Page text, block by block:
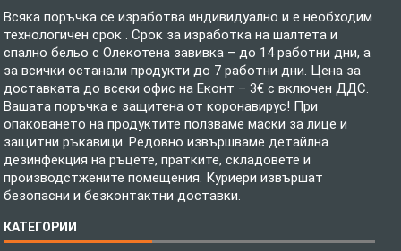
Всяка поръчка се изработва индивидуално и е необходим
технологичен срок . Срок за изработка на шалтета и
спално бельо с Олекотена завивка – до 14 работни дни, а
за всички останали продукти до 7 работни дни. Цена за
доставката до всеки офис на Еконт – 3€ с включен ДДС.
Вашата поръчка е защитена от коронавирус! При
опаковането на продуктите ползваме маски за лице и
защитни ръкавици. Редовно извършваме детайлна
дезинфекция на ръцете, пратките, складовете и
производстжените помещения. Куриери извършат
безопасни и безконтактни доставки.
КАТЕГОРИИ